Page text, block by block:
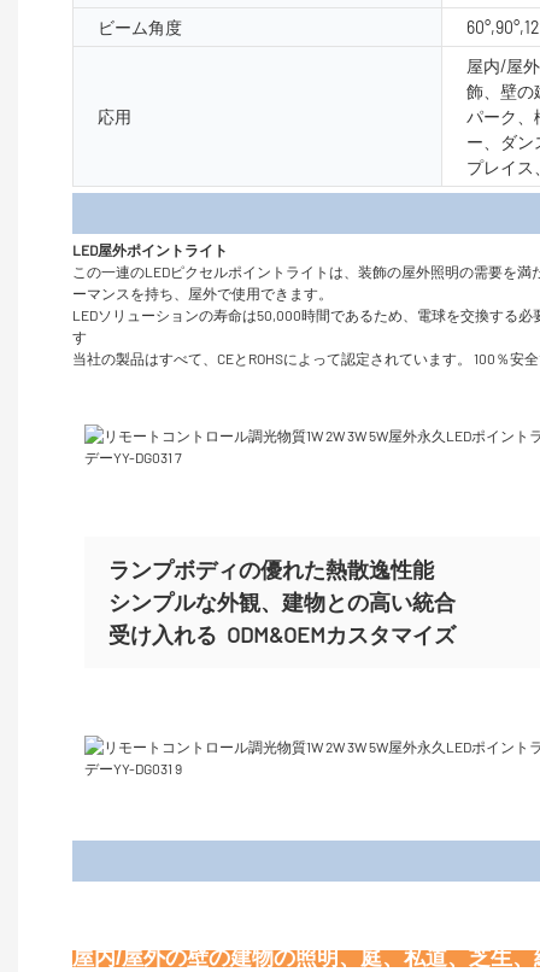
ビーム角度
応用
屋内/屋
飾、壁の
パーク、
ー、ダン
プレイス
LED屋外ポイントライト
この一連のLEDピクセルポイントライトは、装飾の屋外照明の需要を
ーマンスを持ち、屋外で使用できます。
LEDソリューションの寿命は50,000時間であるため、電球を交換する
す
当社の製品はすべて、CEとROHSによって認定されています。 100％
ランプボディの優れた熱散逸性能
シンプルな外観、建物との高い統合
受け入れる ODM&OEMカスタマイズ
屋内/屋外の壁の建物の照明、庭、私道、芝生